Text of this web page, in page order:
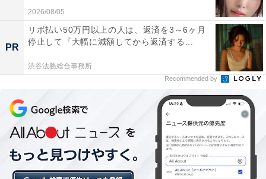
2026/08/05
PR
リボ払い50万円以上の人は、返済を3～6ヶ月
停止して『大幅に減額してから返済する...
渋谷法務総合事務所
Recommended by